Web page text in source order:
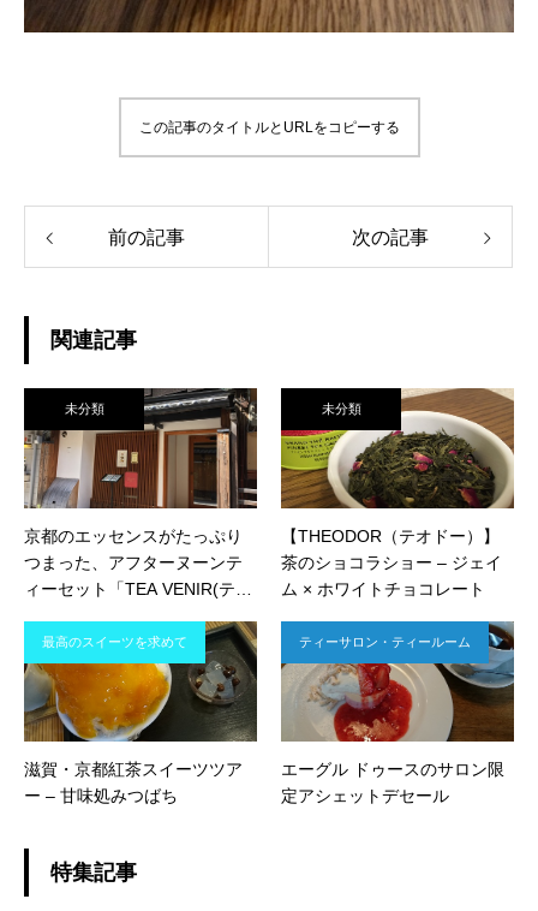
この記事のタイトルとURLをコピーする
前の記事 次の記事
関連記事
未分類
京都のエッセンスがたっぷり
つまった、アフターヌーンテ
ィーセット「TEA VENIR(ティ
未分類
【THEODOR（テオドー）】
茶のショコラショー – ジェイ
ム × ホワイトチョコレート
最高のスイーツを求めて
滋賀・京都紅茶スイーツツア
ー – 甘味処みつばち
ティーサロン・ティールーム
エーグル ドゥースのサロン限
定アシェットデセール
特集記事